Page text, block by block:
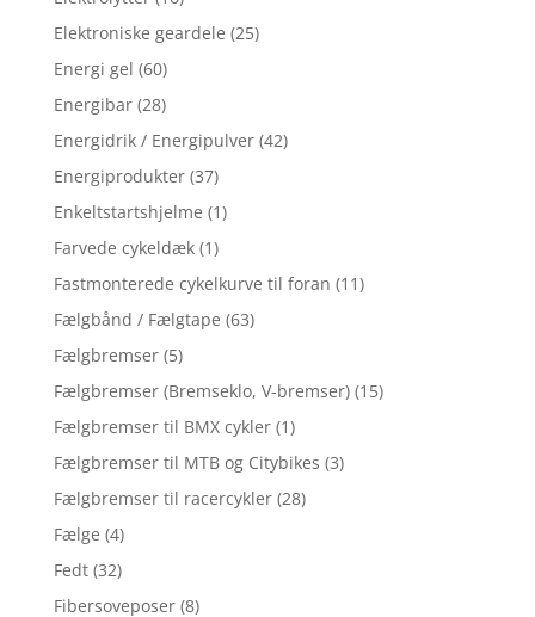
Elektroniske geardele (25)
Energi gel (60)
Energibar (28)
Energidrik / Energipulver (42)
Energiprodukter (37)
Enkeltstartshjelme (1)
Farvede cykeldæk (1)
Fastmonterede cykelkurve til foran (11)
Fælgbånd / Fælgtape (63)
Fælgbremser (5)
Fælgbremser (Bremseklo, V-bremser) (15)
Fælgbremser til BMX cykler (1)
Fælgbremser til MTB og Citybikes (3)
Fælgbremser til racercykler (28)
Fælge (4)
Fedt (32)
Fibersoveposer (8)